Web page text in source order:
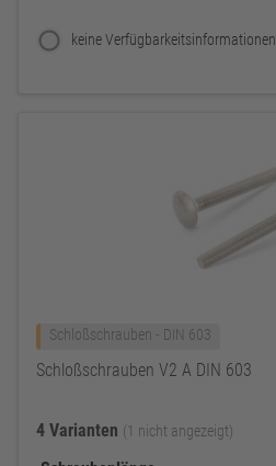
keine Verfügbarkeitsinformationen
Schloßschrauben - DIN 603
Schloßschrauben V2 A DIN 603
4 Varianten (1 nicht angezeigt)